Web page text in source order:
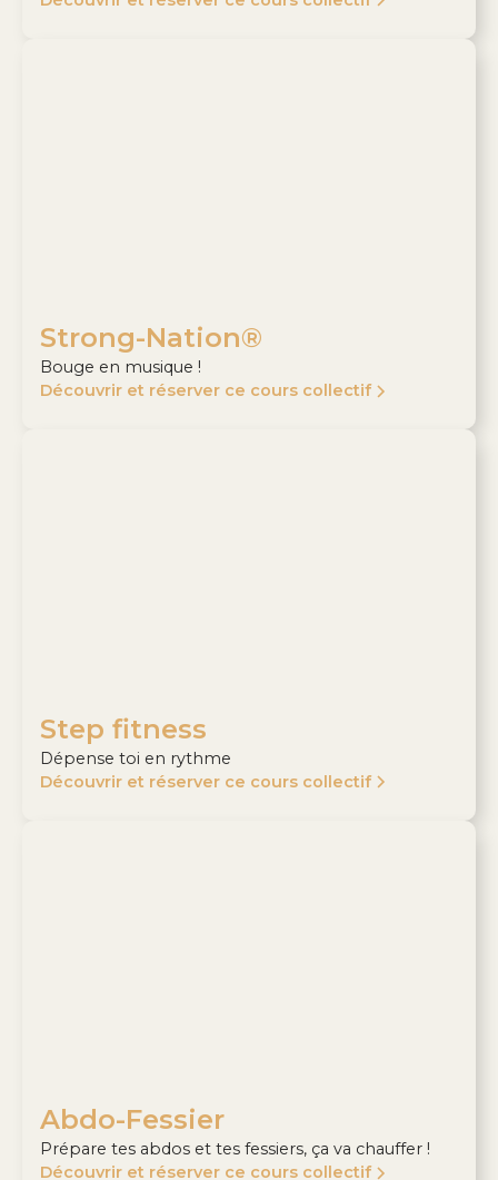
Strong-Nation®
Bouge en musique !
Découvrir et réserver ce cours collectif
Step fitness
Dépense toi en rythme
Découvrir et réserver ce cours collectif
Abdo-Fessier
Prépare tes abdos et tes fessiers, ça va chauffer !
Découvrir et réserver ce cours collectif